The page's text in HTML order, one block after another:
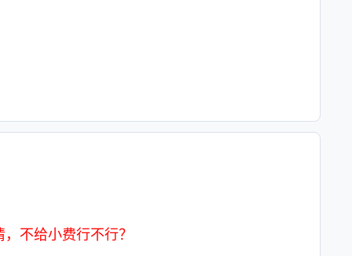
不给小费行不行？